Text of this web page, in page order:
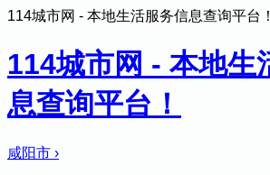
114城市网 - 本地生活服务信息查询平台！
114城市网 - 本地生
息查询平台！
咸阳市 ›